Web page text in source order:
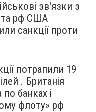
зв'язки з
та рф США
санкції проти
потрапили 19
. Британія
по банках і
флоту» рф